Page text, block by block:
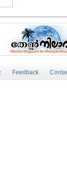
Feedback